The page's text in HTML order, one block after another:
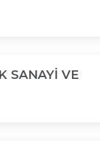
SANAYİ VE